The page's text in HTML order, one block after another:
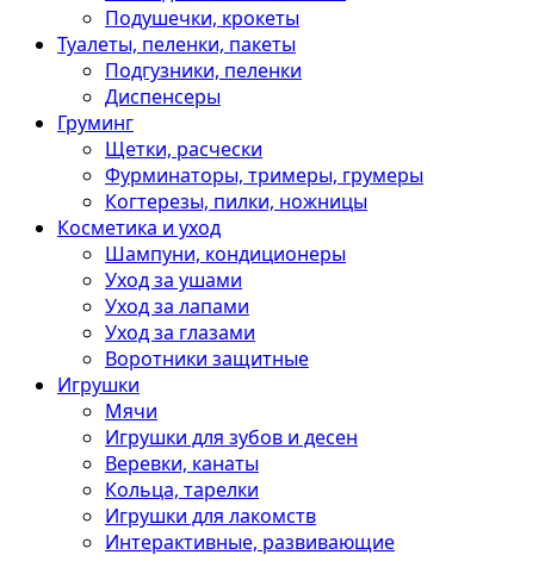
Подушечки, крокеты
Туалеты, пеленки, пакеты
Подгузники, пеленки
Диспенсеры
Груминг
Щетки, расчески
Фурминаторы, тримеры, грумеры
Когтерезы, пилки, ножницы
Косметика и уход
Шампуни, кондиционеры
Уход за ушами
Уход за лапами
Уход за глазами
Воротники защитные
Игрушки
Мячи
Игрушки для зубов и десен
Веревки, канаты
Кольца, тарелки
Игрушки для лакомств
Интерактивные, развивающие